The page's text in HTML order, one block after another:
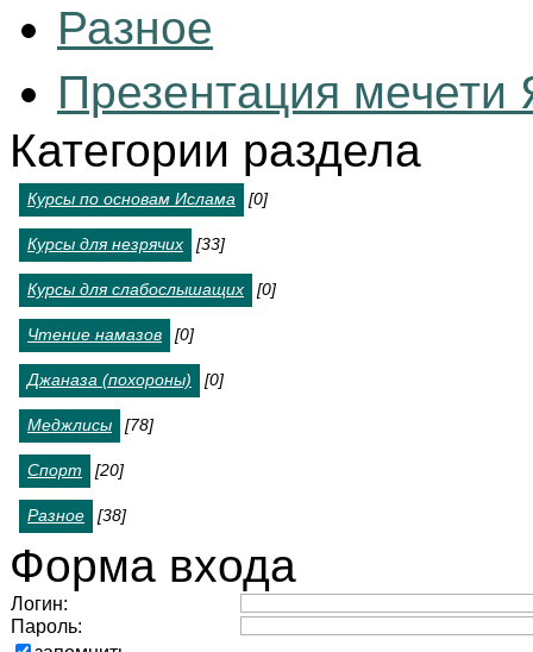
Разное
Презентация мечети
Категории раздела
Курсы по основам Ислама [0]
Курсы для незрячих [33]
Курсы для слабослышащих [0]
Чтение намазов [0]
Джаназа (похороны) [0]
Меджлисы [78]
Спорт [20]
Разное [38]
Форма входа
Логин:
Пароль: